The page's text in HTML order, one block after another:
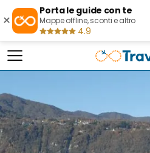
×
Porta le guide con te
Mappe offline, sconti e altro
4.9